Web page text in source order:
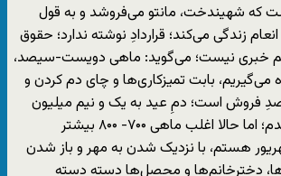
۸ ماه است که شهیندخت، مانتو می‌فروشد و به قول
زندگی می‌کند؛ قراردادِ نوشته ندارد؛ حقوق
هم خبری نیست؛ می‌گوید: ماهی دویست-سیصد،
بابت تمیزکاری‌ها و چای دم کردن و
فروش است؛ دمِ عید به یک و نیم میلیون
تومان هم رسید درآمدم؛ اما حالا اغلب ماهی ۷۰۰- ۸۰۰ بیشتر
هستم، با نزدیک شدن به مهر و باز شدن
دخترخانم‌ها و محصل‌ها دسته دسته